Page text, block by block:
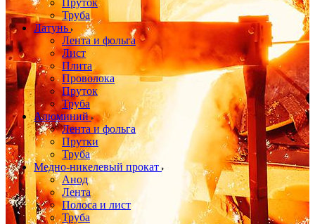
Пруток
Труба
Латунь
Лента и фольга
Лист
Плита
Проволока
Пруток
Труба
Алюминий
Лента и фольга
Прутки
Труба
Медно-никелевый прокат
Анод
Лента
Полоса и лист
Труба